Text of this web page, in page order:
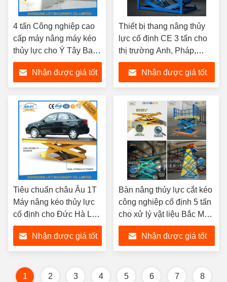
4 tấn Công nghiệp cao
cấp máy nâng máy kéo
thủy lực cho Ý Tây Ban
Nha Thị trường Địa
Trung HảiNhận được giá tốt
Thiết bị thang nâng thủy
lực cố định CE 3 tấn cho
thị trường Anh, Pháp,
Thụy Sĩ, Áo
Nhận được giá tốt
Tiêu chuẩn châu Âu 1T
Máy nâng kéo thủy lực
cố định cho Đức Hà Lan
Bỉ Kho hàng
Nhận được giá tốt
Bàn nâng thủy lực cắt kéo
công nghiệp cố định 5 tấn
cho xử lý vật liệu Bắc Mỹ
Hoa Kỳ Canada
Nhận được giá tốt
1 2 3 4 5 6 7 8